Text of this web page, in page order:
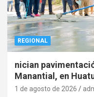
REGIONAL
nician
Manantial, en
1 de agosto de 2026